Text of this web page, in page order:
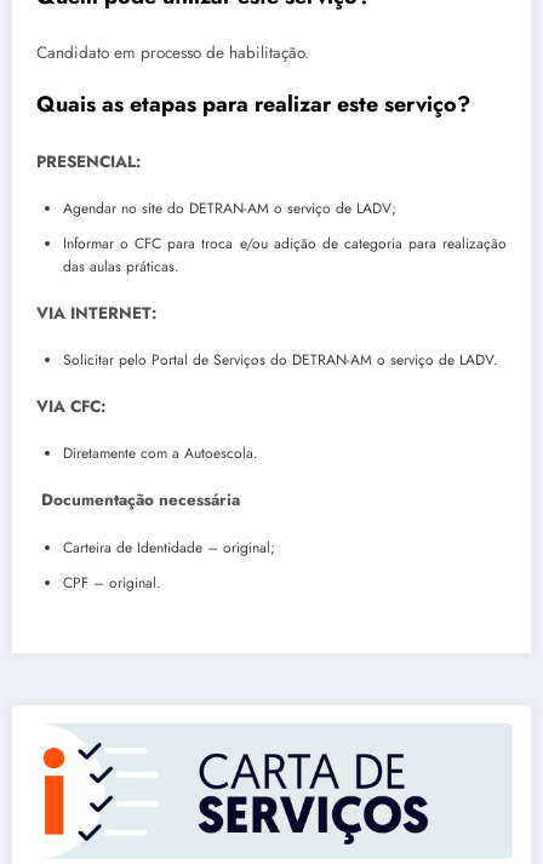
Candidato em processo de habilitação.
Quais as etapas para realizar este serviço?
PRESENCIAL:
Agendar no site do DETRAN-AM o serviço de LADV;
Informar o CFC para troca e/ou adição de categoria para realização
das aulas práticas.
VIA INTERNET:
Solicitar pelo Portal de Serviços do DETRAN-AM o serviço de LADV.
VIA CFC:
Diretamente com a Autoescola.
Documentação necessária
Carteira de Identidade – original;
CPF – original.